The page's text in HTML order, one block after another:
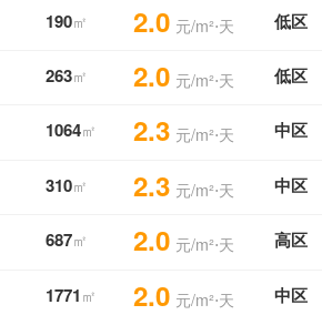
190㎡ 2.0 元/m²⋅天 低区
263㎡ 2.0 元/m²⋅天 低区
1064㎡ 2.3 元/m²⋅天 中区
310㎡ 2.3 元/m²⋅天 中区
687㎡ 2.0 元/m²⋅天 高区
1771 ㎡ 2.0 元/m²⋅天 中区